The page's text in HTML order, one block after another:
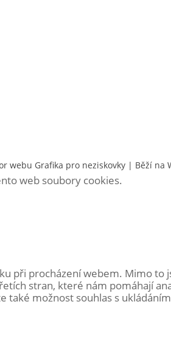
webu Grafika pro neziskovky | Běží na
web soubory cookies.
při procházení webem. Mimo
stran, které nám pomáhají
také možnost souhlas s